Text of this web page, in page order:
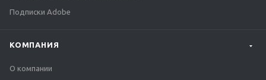
Подписки Adobe
КОМПАНИЯ
О компании